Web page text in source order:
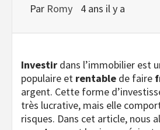
Par Romy 4 ans il y a
Investir dans l’immobilier est
populaire et rentable de faire
argent. Cette forme
très lucrative, mais elle
risques. Dans cet article, nous